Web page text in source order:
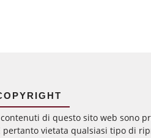
di questo sito web sono
pertanto vietata qualsiasi tipo di